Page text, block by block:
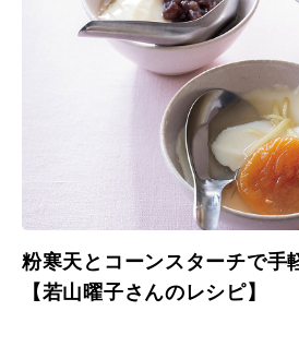
粉寒天とコーンスターチで手
【若山曜子さんのレシピ】